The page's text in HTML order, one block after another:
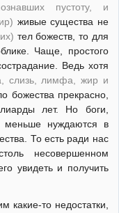
пустоту, и
живые существа не
тел божеств, то для
Чаще, простого
Ведь хотя
слизь, лимфа, жир и
божества прекрасно,
лет. Но боги,
меньше нуждаются в
То есть ради нас
несовершенном
увидеть и получить
какие-то недостатки,